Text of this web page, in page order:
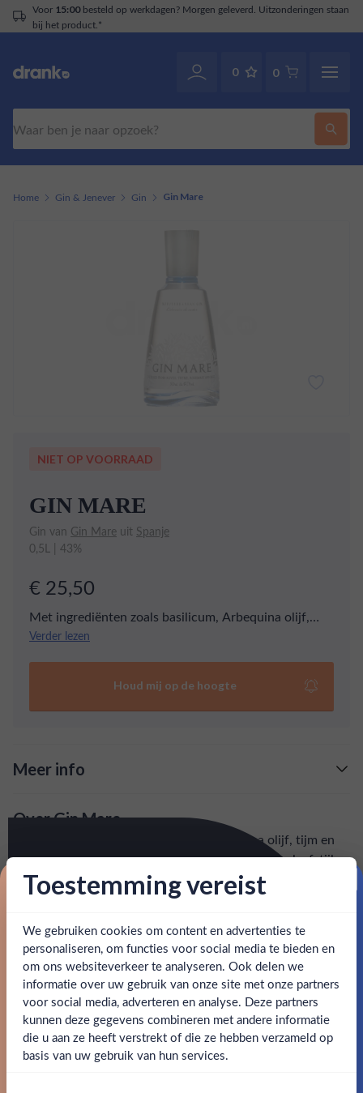
Voor 15:00besteld op werkdagen? Morgen geleverd. Uitzonderingen staan
bij het product.*
0 0
Ben jij 18 jaar of ouder?
Ja Nee
Home Gin & Jenever Gin Gin Mare
NIET OP VOORRAAD
GIN MARE
Gin van Gin Mare uit Spanje
0,5L | 43%
€ 25,50
Met ingrediënten zoals basilicum, Arbequina olijf,
tijm en rozemarijn, belichaamt Gin Mare de
distilleren. Een prachtige luxe gin met fraaie en diepe
citrustonen.
Verder lezen
Houd mij op de hoogte
Meer info
: voor 15:00, morgen in huis (uitzondering bij
artikel vermeld)
Behulpzameen goed bereikbare klantenservice.
Over Gin Mare
Met ingrediënten zoals basilicum, Arbequina olijf, tijm en
rozemarijn, belichaamt Gin Mare de Mediterrane leefstijl.
De perfecte balans van de gin wordt bereikt door alle
ingrediënten separaat te distilleren. Een prachtige luxe gin
SPECIFICATIES
Alcohol 42.70%
Merk Gin Mare
Toestemming vereist
We gebruiken cookies om content en advertenties te
personaliseren, om functies voor social media te bieden en
om ons websiteverkeer te analyseren. Ook delen we
informatie over uw gebruik van onze site met onze partners
voor social media, adverteren en analyse. Deze partners
kunnen deze gegevens combineren met andere informatie
die u aan ze heeft verstrekt of die ze hebben verzameld op
basis van uw gebruik van hun services.
Proost op je eerste korting!
Schrijf je in en ontvang direct 5% korting op je eerste
bestelling.
Email
Claim mijn korting